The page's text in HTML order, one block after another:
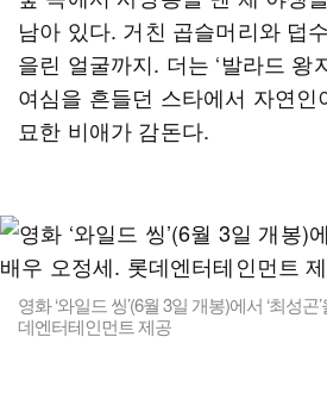
남아 있다. 거친 곱슬머리와 덥
을린 얼굴까지. 더는 ‘발라드 왕
여심을 흔들던 스타에서 자연인
묘한 비애가 감돈다.
영화 ‘와일드 씽’(6월 3일 개봉)에서 ‘최성
데엔터테인먼트 제공